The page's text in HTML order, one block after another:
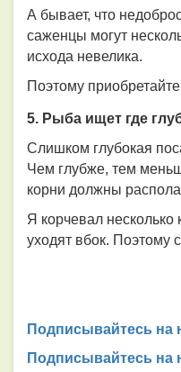
А бывает, что
саженцы могут
исхода невелика.
Поэтому
5. Рыба ищет где
Слишком глубокая
Чем глубже, тем
корни должны
Я корчевал несколько
уходят вбок. Поэтому
Подписывайтесь на
Подписывайтесь на